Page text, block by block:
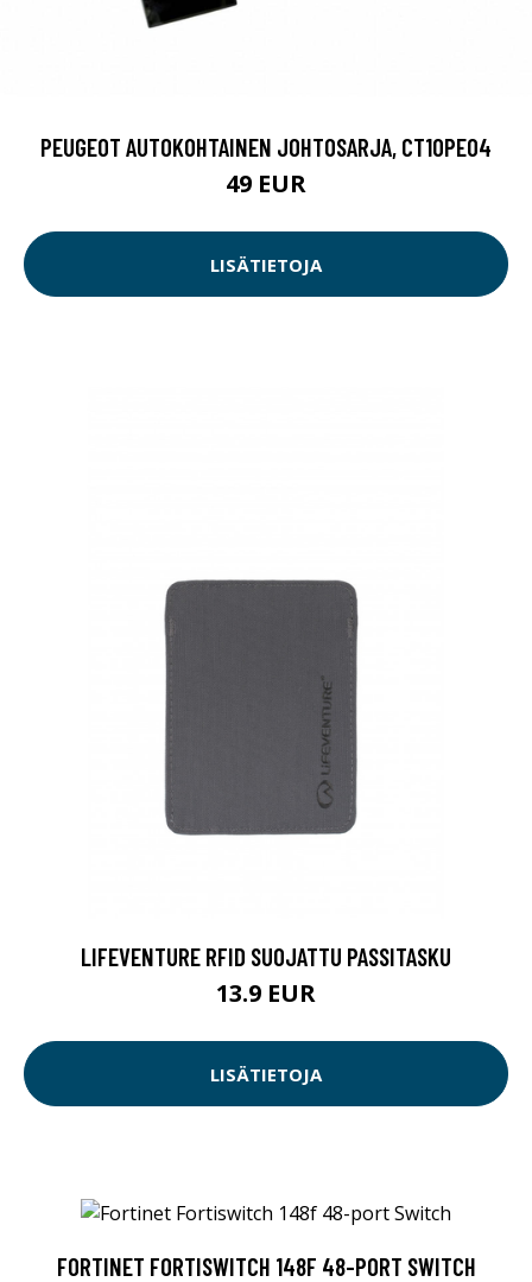
PEUGEOT AUTOKOHTAINEN JOHTOSARJA, CT10PE04
49 EUR
LISÄTIETOJA
LIFEVENTURE RFID SUOJATTU PASSITASKU
13.9 EUR
LISÄTIETOJA
FORTINET FORTISWITCH 148F 48-PORT SWITCH